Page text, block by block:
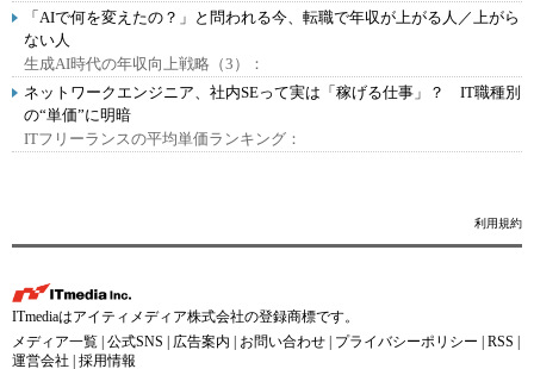
「AIで何を変えたの？」と問われる今、転職で年収が上がる人／上がら
ない人
生成AI時代の年収向上戦略（3）：
ネットワークエンジニア、社内SEって実は「稼げる仕事」？ IT職種別
の“単価”に明暗
ITフリーランスの平均単価ランキング：
利用規約
ITmediaはアイティメディア株式会社の登録商標です。
メディア一覧 公式SNS 広告案内 お問い合わせ プライバシーポリシー RSS
運営会社
採用情報